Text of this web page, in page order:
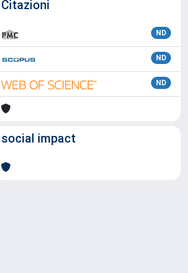
Citazioni
ND
ND
ND
social impact